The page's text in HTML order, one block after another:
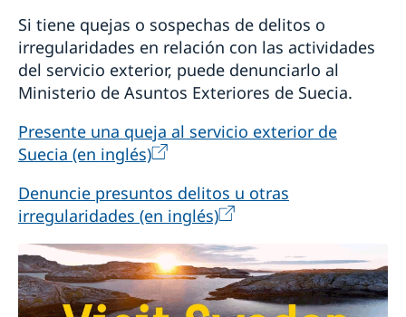
Si tiene quejas o sospechas de delitos o
irregularidades en relación con las actividades
del servicio exterior, puede denunciarlo al
Ministerio de Asuntos Exteriores de Suecia.
Presente una queja al servicio exterior de
Suecia (en inglés)
Denuncie presuntos delitos u otras
irregularidades (en inglés)